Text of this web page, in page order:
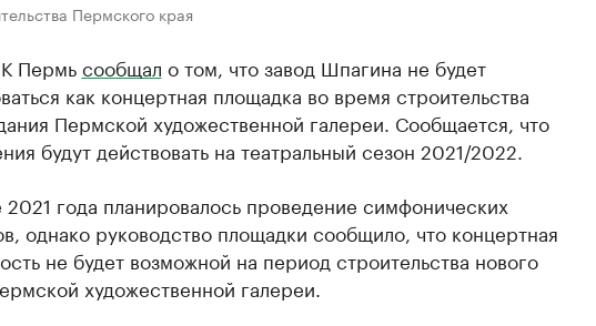
Пермского края
Пермьсообщал о том, что завод Шпагина не будет
как концертная площадка во время строительства
Пермской художественной галереи. Сообщается, что
будут действовать на театральный сезон 2021/2022.
года планировалось проведение симфонических
однако руководство площадки сообщило, что концертная
не будет возможной на период строительства нового
художественной галереи.